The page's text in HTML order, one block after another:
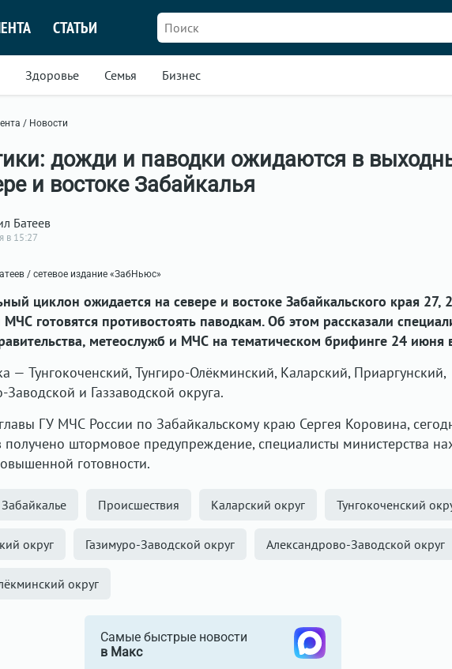
СТАТЬИ
Здоровье Семья Бизнес
/ Новости
дожди и паводки ожидаются в
и востоке Забайкалья
Батеев
в 15:27
/ сетевое издание «ЗабНьюс»
циклон ожидается на севере и востоке Забайкальского края 27,
готовятся противостоять паводкам. Об этом рассказали
метеослужб и МЧС на тематическом брифинге 24 июня
— Тунгокоченский, Тунгиро-Олëкминский, Каларский, Приаргунский,
Заводской и Газзаводской округа.
ГУ МЧС России по Забайкальскому краю Сергея Коровина,
получено штормовое предупреждение, специалисты министерства
готовности.
Происшествия Каларский округ Тунгокоченский
округ Газимуро-Заводской округ Александрово-Заводской округ
округ
Самые быстрые новости
в Макс